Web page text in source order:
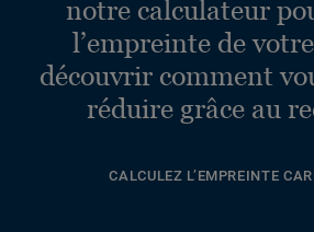
notre calculateur
l’empreinte de
découvrir comment
réduire grâce au
CALCULEZ L’EMPREINTE